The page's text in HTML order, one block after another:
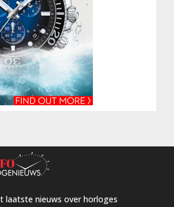
laatste nieuws over horloges